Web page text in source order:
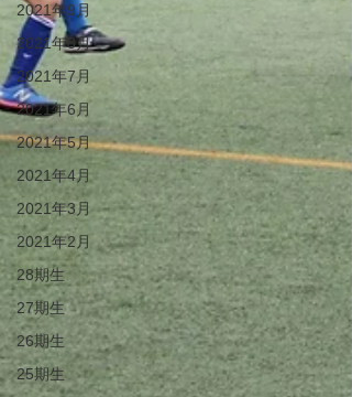
2021年9月
2021年8月
2021年7月
2021年6月
2021年5月
2021年4月
2021年3月
2021年2月
28期生
27期生
26期生
25期生